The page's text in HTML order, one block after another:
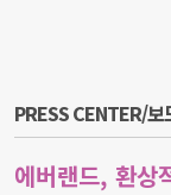
PRESS CENTER/보
에버랜드, 환상